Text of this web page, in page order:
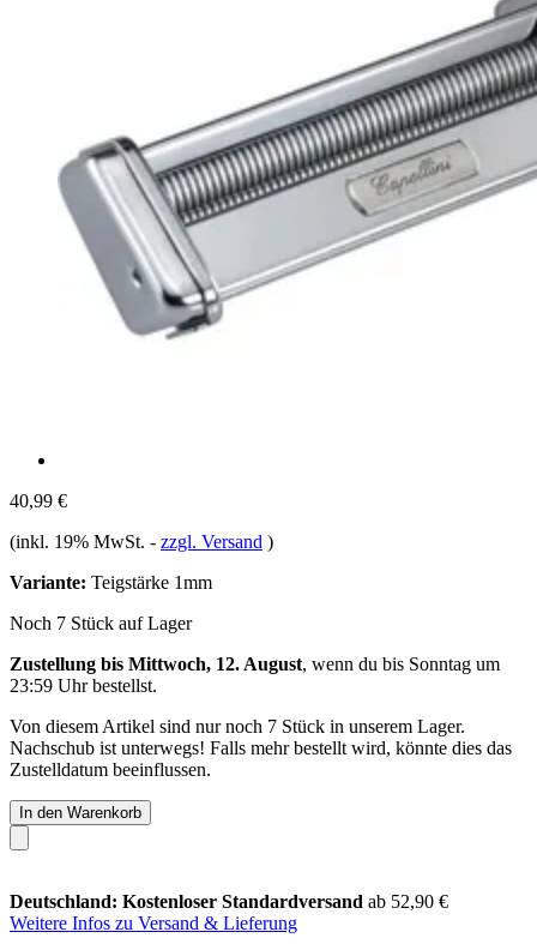
40,99 €
(inkl. 19% MwSt. - zzgl. Versand )
Variante: Teigstärke 1mm
Noch 7 Stück auf Lager
Zustellung bis Mittwoch, 12. August, wenn du bis Sonntag um
23:59 Uhrbestellst.
Von diesem Artikel sind nur noch 7 Stück in unserem Lager.
Nachschub ist unterwegs! Falls mehr bestellt wird, könnte dies das
Zustelldatum beeinflussen.
In den Warenkorb
Deutschland: Kostenloser Standardversand ab 52,90 €
Weitere Infos zu Versand & Lieferung